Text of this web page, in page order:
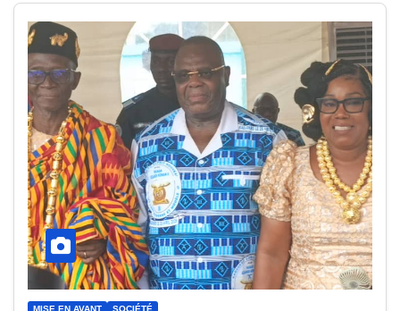
MISE EN AVANT SOCIÉTÉ